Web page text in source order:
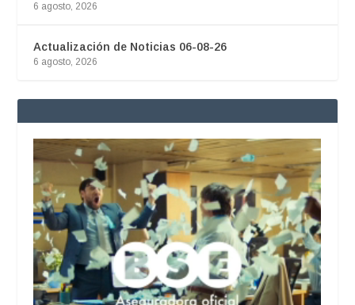
6 agosto, 2026
Actualización de Noticias 06-08-26
6 agosto, 2026